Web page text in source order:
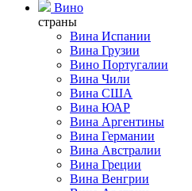
Вино
страны
Вина Испании
Вина Грузии
Вино Португалии
Вина Чили
Вина США
Вина ЮАР
Вина Аргентины
Вина Германии
Вина Австралии
Вина Греции
Вина Венгрии